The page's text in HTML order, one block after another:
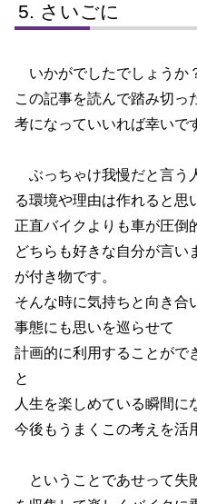
さいごに
いかがでしたでしょうか
この記事を読んで踏み切っ
考になっていいれば幸いで
ぶっちゃけ我慢だと言う
る環境や理由は作れると思
正直バイクよりも車が圧倒
どちらも好きな自分が言い
が付き物です。
そんな時に気持ちと向き合
事態にも思いを巡らせて
計画的に利用することがで
と
人生を楽しめている瞬間に
今後もうまくこの考えを活
ということであせって失